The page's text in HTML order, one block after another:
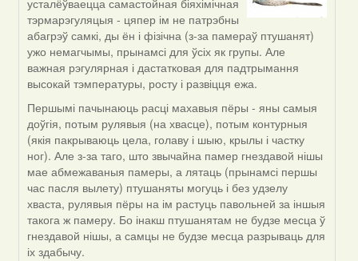
to
by
Юлія
С.К.
усталёўваецца самастойная біяхімічная
тэрмарэгуляцыя - цяпер ім не патрэбны
абагрэў самкі, ды ён і фізічна (з-за памераў птушанят)
ужо немагчымы, прынамсі для ўсіх як групы. Але
важная рэгулярная і дастатковая для падтрымання
высокай тэмпературы, росту і развіцця ежа.
Першымі пачынаюць расці махавыя пёры - яны самыя
доўгія, потым рулявыя (на хвасце), потым контурныя
(якія пакрываюць цела, голаву і шыю, крылы і частку
ног). Але з-за таго, што звычайна памер гнездавой нішы
мае абмежаваныя памеры, а лятаць (прынамсі першы
час пасля вылету) птушаняты могуць і без удзелу
хваста, рулявыя пёры на ім растуць павольней за іншыя
такога ж памеру. Бо інакш птушанятам не будзе месца ў
гнездавой нішы, а самцы не будзе месца разрываць для
іх здабычу.